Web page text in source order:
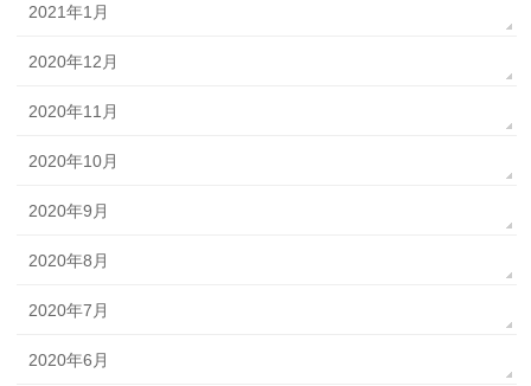
2021年1月
2020年12月
2020年11月
2020年10月
2020年9月
2020年8月
2020年7月
2020年6月